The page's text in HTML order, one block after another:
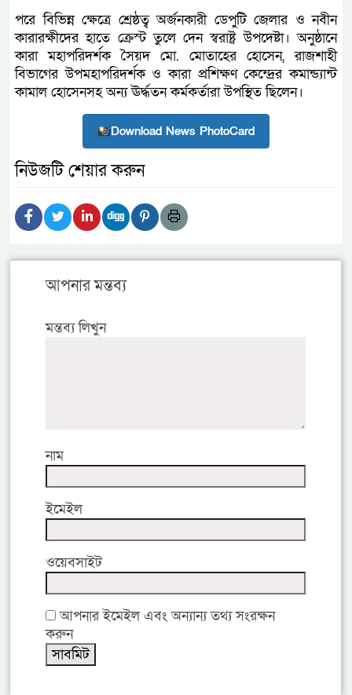
পরে বিভিন্ন ক্ষেত্রে শ্রেষ্ঠত্ব অর্জনকারী ডেপুটি জেলার ও নবীন
কারারক্ষীদের হাতে ক্রেস্ট তুলে দেন স্বরাষ্ট্র উপদেষ্টা। অনুষ্ঠানে
কারা মহাপরিদর্শক সৈয়দ মো. মোতাহের হোসেন, রাজশাহী
বিভাগের উপমহাপরিদর্শক ও কারা প্রশিক্ষণ কেন্দ্রের কমান্ড্যান্ট
কামাল হোসেনসহ অন্য ঊর্দ্ধতন কর্মকর্তারা উপস্থিত ছিলেন।
Download News PhotoCard
নিউজটি শেয়ার করুন
আপনার মন্তব্য
মন্তব্য লিখুন
নাম
ইমেইল
ওয়েবসাইট
আপনার ইমেইল এবং অন্যান্য তথ্য সংরক্ষন
করুন